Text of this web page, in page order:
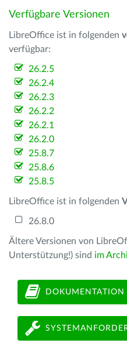
Verfügbare Versionen
LibreOffice ist in folgenden
verfügbar:
26.2.5
26.2.4
26.2.3
26.2.2
26.2.1
26.2.0
25.8.7
25.8.6
25.8.5
LibreOffice ist in folgenden
26.8.0
Ältere Versionen von
Unterstützung!) sind im
DOKUMENTATION